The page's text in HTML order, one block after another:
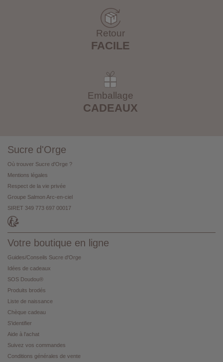
Retour
FACILE
Emballage
CADEAUX
Sucre d'Orge
Où trouver Sucre d'Orge ?
Mentions légales
Respect de la vie privée
Groupe Salmon Arc-en-ciel
SIRET 349 773 697 00017
Votre boutique en ligne
Guides/Conseils Sucre d'Orge
Idées de cadeaux
SOS Doudou®
Produits brodés
Liste de naissance
Chèque cadeau
S'identifier
Aide à l'achat
Suivez vos commandes
Conditions générales de vente